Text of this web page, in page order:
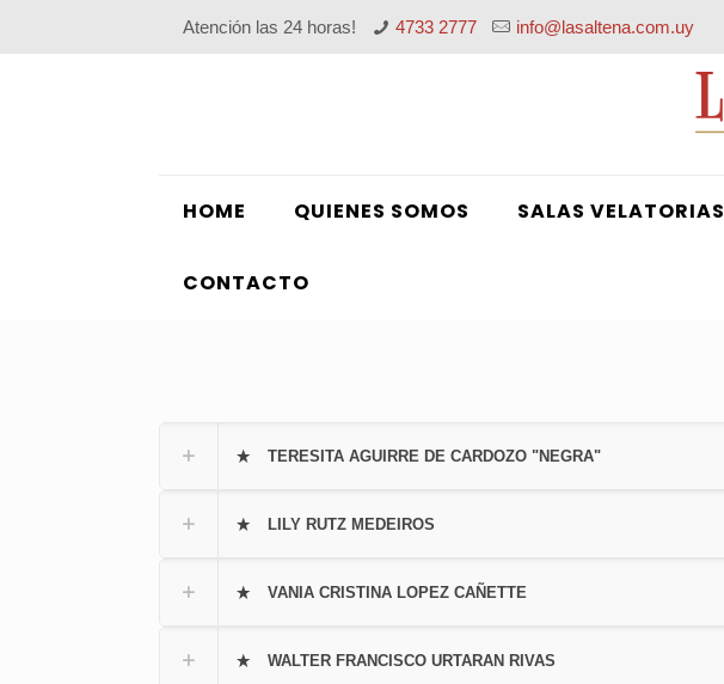
Atención las 24 horas! 4733 2777 info@lasaltena.com.uy
HOME QUIENES SOMOS SALAS VELATORIAS
CONTACTO
TERESITA AGUIRRE DE CARDOZO "NEGRA"
LILY RUTZ MEDEIROS
VANIA CRISTINA LOPEZ CAÑETTE
WALTER FRANCISCO URTARAN RIVAS